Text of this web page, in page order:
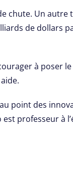
chute. Un
de dollars
à poser
point des
professeur à